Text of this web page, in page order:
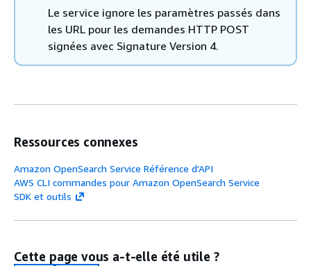
Le service ignore les paramètres passés dans
les URL pour les demandes HTTP POST
signées avec Signature Version 4.
Ressources connexes
Amazon OpenSearch Service Référence d'API
AWS CLI commandes pour Amazon OpenSearch Service
SDK et outils
Cette page vous a-t-elle été utile ?